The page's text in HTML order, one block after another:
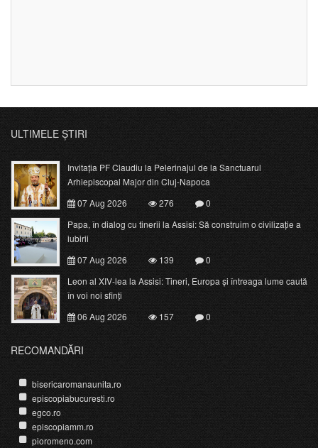
ULTIMELE ȘTIRI
Invitația PF Claudiu la Pelerinajul de la Sanctuarul
Arhiepiscopal Major din Cluj-Napoca
07 Aug 2026
276
0
Papa, în dialog cu tinerii la Assisi: Să construim o civilizație a
iubirii
07 Aug 2026
139
0
Leon al XIV-lea la Assisi: Tineri, Europa și întreaga lume caută
în voi noi sfinți
06 Aug 2026
157 0
RECOMANDĂRI
bisericaromanaunita.ro
episcopiabucuresti.ro
egco.ro
episcopiamm.ro
pioromeno.com